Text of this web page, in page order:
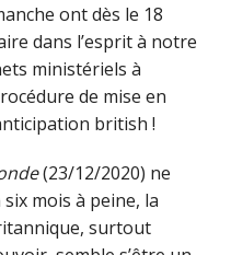
ont dès le 18
dans l’esprit à notre
ministériels à
de mise en
british !
(23/12/2020) ne
mois à peine, la
surtout